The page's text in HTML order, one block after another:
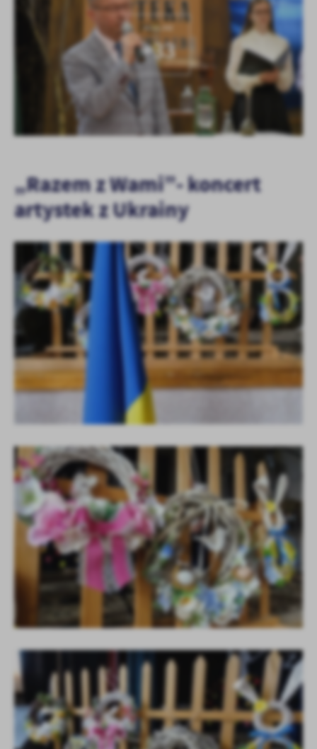
KOLEJNE
+33
„Razem z Wami”- koncert
artystek z Ukrainy